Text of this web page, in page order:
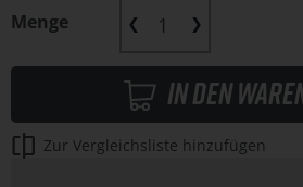
Menge
In den
Zur Vergleichsliste hinzufügen